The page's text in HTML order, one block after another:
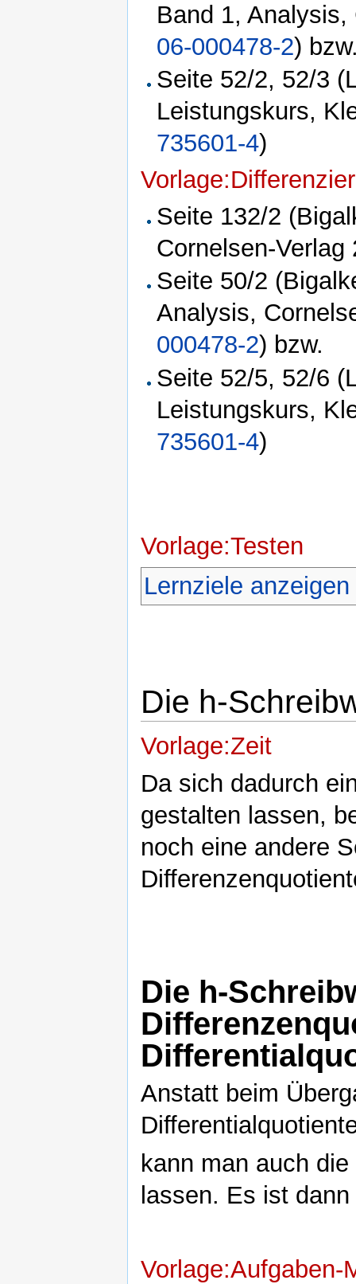
Band 1,
06-000478-2)
Seite 52/2, 52/3
Leistungskurs,
735601-4)
Seite 132/2
Cornelsen-
Seite 50/2
Analysis,
000478-2) bzw.
Seite 52/5, 52/6
Leistungskurs,
735601-4)
Vorlage:Testen
Lernziele anzeigen
Die h-
Vorlage:Zeit
Da sich dadurch
gestalten lassen,
noch eine andere
Die h-
Anstatt beim
kann man auch
lassen. Es ist dann
Vorlage:Aufgaben-